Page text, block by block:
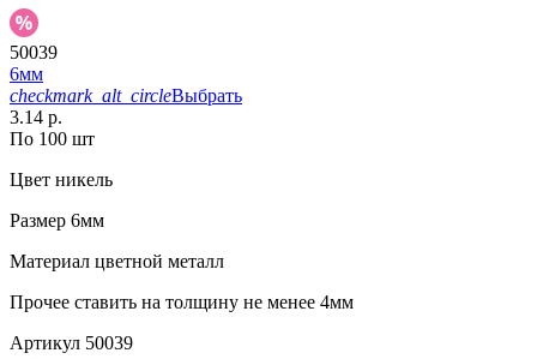
50039
6мм
checkmark_alt_circleВыбрать
3.14 р.
По 100 шт
Цвет никель
Размер 6мм
Материал цветной металл
Прочее ставить на толщину не менее 4мм
Артикул 50039